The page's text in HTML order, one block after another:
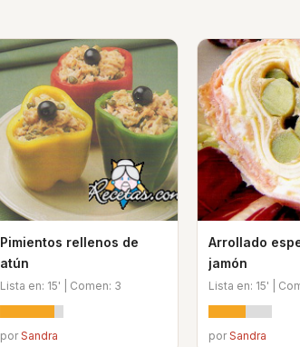
Pimientos rellenos de
atún
Lista en: 15' | Comen: 3
porSandra
Arrollado
jamón
Lista en: 15' |
porSandra